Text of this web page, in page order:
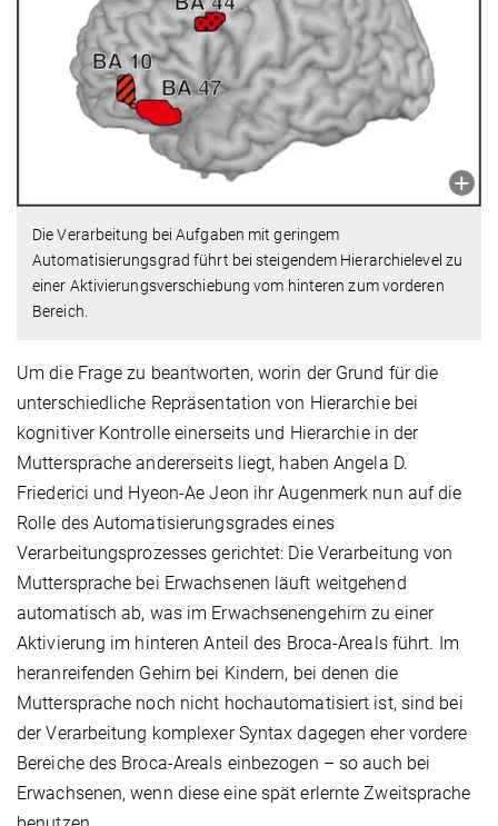
Die Verarbeitung bei Aufgaben mit geringem
Automatisierungsgrad führt bei steigendem Hierarchielevel zu
einer Aktivierungsverschiebung vom hinteren zum vorderen
Bereich.
Um die Frage zu beantworten, worin der Grund für die
unterschiedliche Repräsentation von Hierarchie bei
kognitiver Kontrolle einerseits und Hierarchie in der
Muttersprache andererseits liegt, haben Angela D.
Friederici und Hyeon-Ae Jeon ihr Augenmerk nun auf die
Rolle des Automatisierungsgrades eines
Verarbeitungsprozesses gerichtet: Die Verarbeitung von
Muttersprache bei Erwachsenen läuft weitgehend
automatisch ab, was im Erwachsenengehirn zu einer
Aktivierung im hinteren Anteil des Broca-Areals führt. Im
heranreifenden Gehirn bei Kindern, bei denen die
Muttersprache noch nicht hochautomatisiert ist, sind bei
der Verarbeitung komplexer Syntax dagegen eher vordere
Bereiche des Broca-Areals einbezogen – so auch bei
Erwachsenen, wenn diese eine spät erlernte Zweitsprache